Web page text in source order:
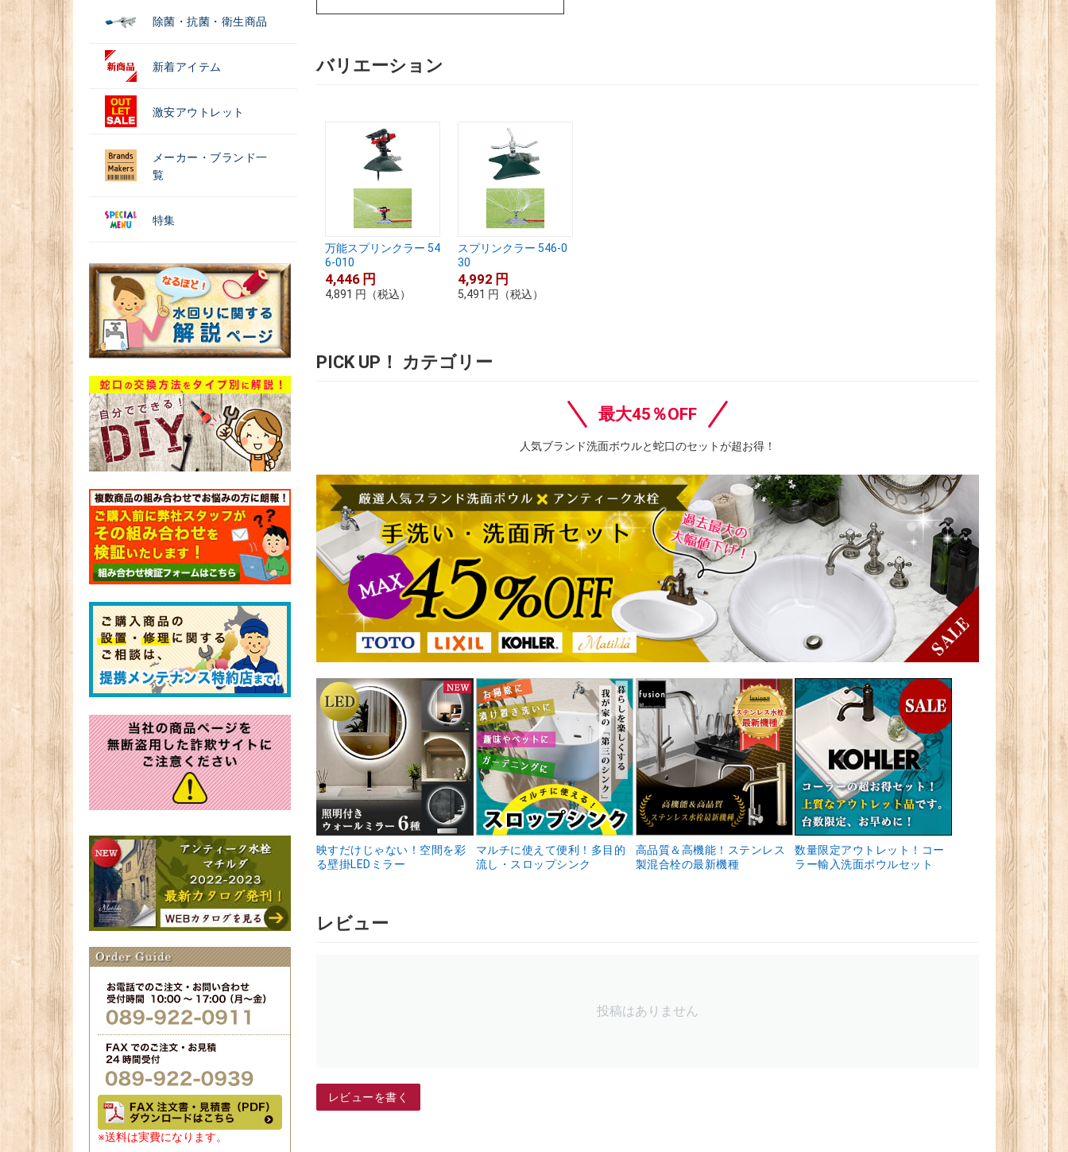
除菌・抗菌・衛生商品
新着アイテム
激安アウトレット
メーカー・ブランド一
覧
特集
※送料は実費になります。
バリエーション
万能スプリンクラー 54
6-010
4,446 円
4,891 円 （税込）
スプリンクラー 546-0
30
4,992 円
5,491 円 （税込）
PICK UP！ カテゴリー
最大45％OFF
人気ブランド洗面ボウルと蛇口のセットが超お得！
映すだけじゃない！空間を彩
る壁掛LEDミラー
マルチに使えて便利！多目的
流し・スロップシンク
高品質＆高機能！ステンレス
製混合栓の最新機種
数量限定アウトレット！コー
ラー輸入洗面ボウルセット
レビュー
投稿はありません
レビューを書く